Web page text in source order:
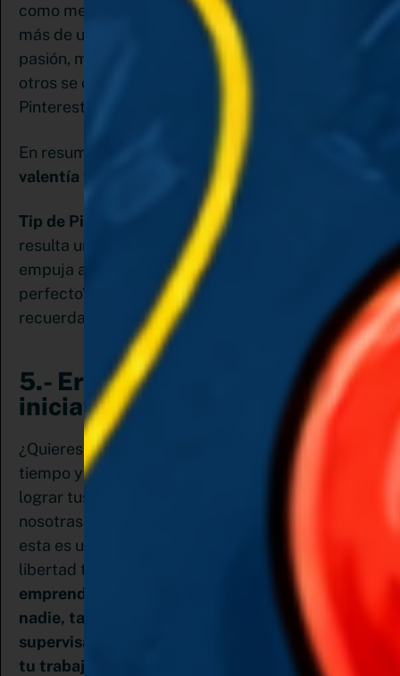
como mentora de madres expat. Probé y fracasé
más de una vez hasta encontrar mi verdadera
pasión, mi amor por Pinterest y por ayudar a
otros se conjugaron en una sola profesión:
Pinterest Strategy Manager.
En resumen,
el espíritu emprendedor requiere
valentía y arrojo. Si lo tienes, es tu momento
Tip de Pinemprendedora: Hay una frase que me
resulta una verdadera patada en el trasero y me
empuja a dar el primer paso: “mejor hecho que
perfecto” Así que ten tu mente abierta y
recuerda que la única constante es el cambio
5.- Eres una persona con
iniciativa
¿Quieres trabajar por tu cuenta, ser dueña de tu
tiempo y que tu esfuerzo esté canalizado en
lograr tus objetivos? Es lo que la mayoría de
nosotras, las emprendedoras, soñamos. Pero
esta es una moneda de dos caras, porque la
libertad tiene un precio.
Si bien es cierto que al
emprender no tendrás que rendirle cuentas a
nadie, también es cierto que nadie estará
supervisando o empujándome para que hagas
tu trabajo